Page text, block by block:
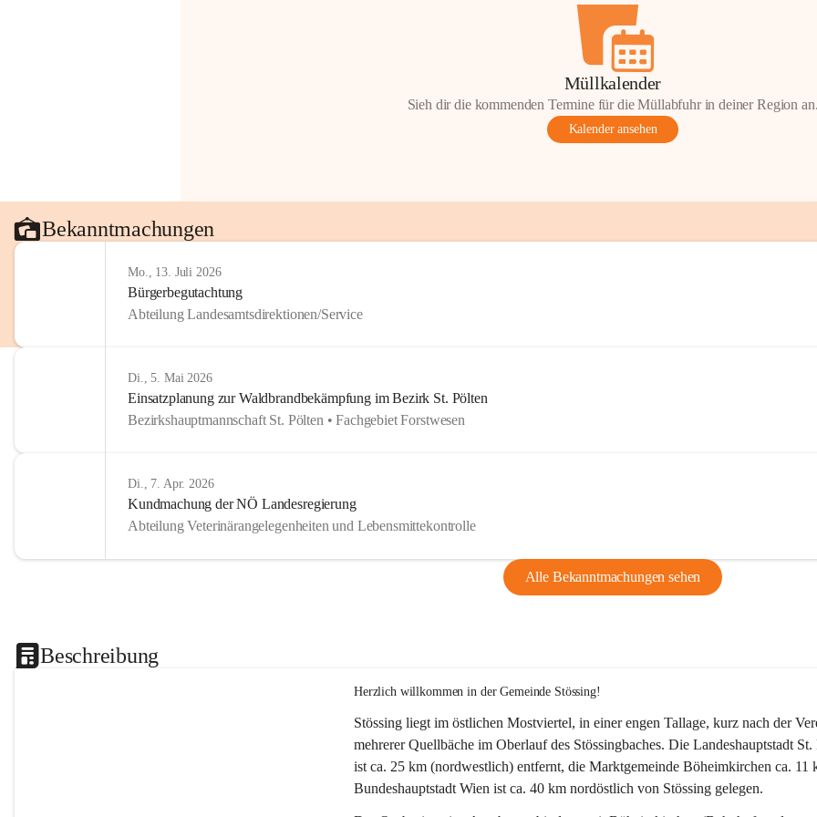
Müllkalender
Sieh dir die kommenden Termine für die Müllabfuhr in deiner Region
Kalender ansehen
Bekanntmachungen
Mo., 13. Juli 2026
Bürgerbegutachtung
Abteilung Landesamtsdirektionen/Service
Di., 5. Mai 2026
Einsatzplanung zur Waldbrandbekämpfung im Bezirk St. Pölten
Bezirkshauptmannschaft St. Pölten • Fachgebiet Forstwesen
Di., 7. Apr. 2026
Kundmachung der NÖ Landesregierung
Abteilung Veterinärangelegenheiten und Lebensmittekontrolle
Alle Bekanntmachungen sehen
Beschreibung
Herzlich willkommen in der Gemeinde Stössing!
Stössing liegt im östlichen Mostviertel, in einer engen Tallage, kurz nach der
mehrerer Quellbäche im Oberlauf des Stössingbaches. Die Landeshauptstadt
ist ca. 25 km (nordwestlich) entfernt, die Marktgemeinde Böheimkirchen ca.
Bundeshauptstadt Wien ist ca. 40 km nordöstlich von Stössing gelegen.